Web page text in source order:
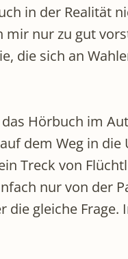
in der Realität
mir nur zu gut
die sich an
Hörbuch im
dem Weg in die
Treck von
nur von der
die gleiche Frage.